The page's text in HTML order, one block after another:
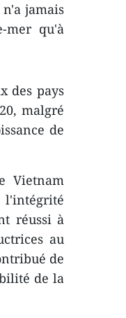
jamais
mer qu'à
des pays
malgré
de
Vietnam
réussi à
au
de
de la